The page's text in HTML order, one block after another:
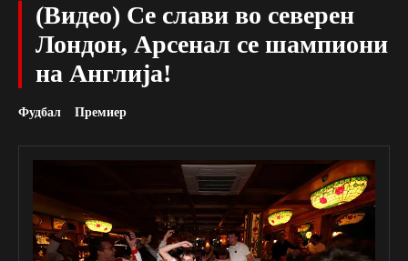
(Видео) Се слави во северен
Лондон, Арсенал се шампиони
на Англија!
Фудбал Премиер